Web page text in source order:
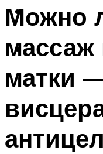
ФИТНЕС
МЕНЮ
Можно
матки